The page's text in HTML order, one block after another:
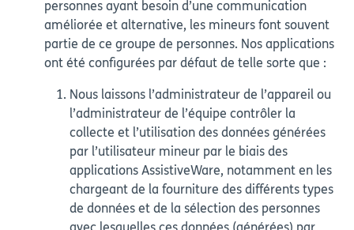
personnes ayant besoin d’une communication
améliorée et alternative, les mineurs font souvent
partie de ce groupe de personnes. Nos applications
ont été configurées par défaut de telle sorte que :
Nous laissons l’administrateur de l’appareil ou
l’administrateur de l’équipe contrôler la
collecte et l’utilisation des données générées
par l’utilisateur mineur par le biais des
applications AssistiveWare, notamment en les
chargeant de la fourniture des différents types
de données et de la sélection des personnes